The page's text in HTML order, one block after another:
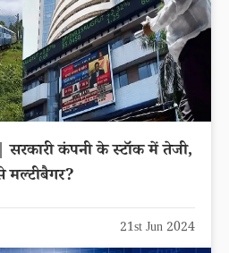
कंपनी के स्टॉक में तेजी,
21st Jun 2024